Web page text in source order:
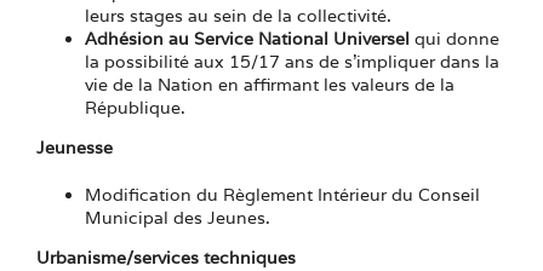
leurs stages au sein de la collectivité.
Adhésion au Service National Universel qui donne
la possibilité aux 15/17 ans de s’impliquer dans la
vie de la Nation en affirmant les valeurs de la
République.
Jeunesse
Modification du Règlement Intérieur du Conseil
Municipal des Jeunes.
Urbanisme/services techniques